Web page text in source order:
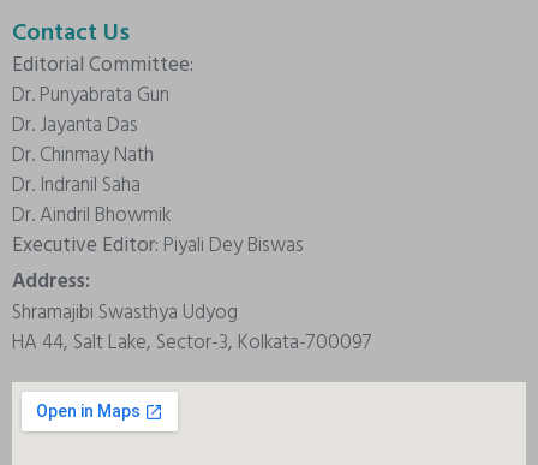
Contact Us
Editorial Committee:
Dr. Punyabrata Gun
Dr. Jayanta Das
Dr. Chinmay Nath
Dr. Indranil Saha
Dr. Aindril Bhowmik
Executive Editor: Piyali Dey Biswas
Address:
Shramajibi Swasthya Udyog
HA 44, Salt Lake, Sector-3, Kolkata-700097